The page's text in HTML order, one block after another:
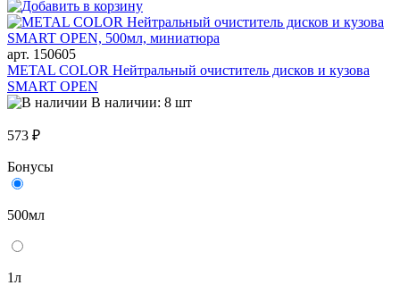
арт. 150605
METAL COLOR Нейтральный очиститель дисков и кузова
SMART OPEN
В наличии: 8 шт
573 ₽
Бонусы
500мл
1л